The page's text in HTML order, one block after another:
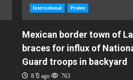
International Protest
Mexican border town of
braces for influx of
Guard troops in backyard
8 ปี ago 763